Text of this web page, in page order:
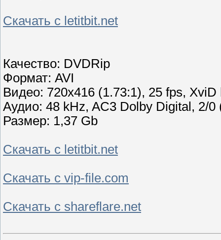
Скачать с letitbit.net
Качество: DVDRip
Формат: AVI
Видео: 720x416 (1.73:1), 25 fps,
Аудио: 48 kHz, AC3 Dolby Digital, 2/
Размер: 1,37 Gb
Скачать с letitbit.net
Скачать с vip-file.com
Скачать с shareflare.net